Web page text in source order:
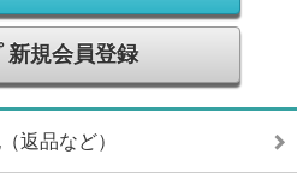
新規会員登録
返品など）